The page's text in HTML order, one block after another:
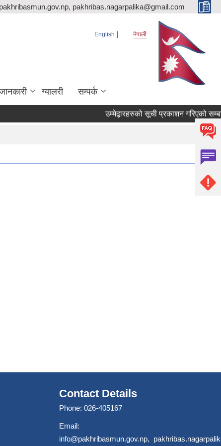
pakhribas.nagarpalika@gmail.com
English नेपाली
ग्यालरी सम्पर्क
उम्मेद्बारहरुको सूची प्रकाशन गरिएको
Contact Details
Phone: 026-405167
Email:
info@pakhribasmun.gov.np,